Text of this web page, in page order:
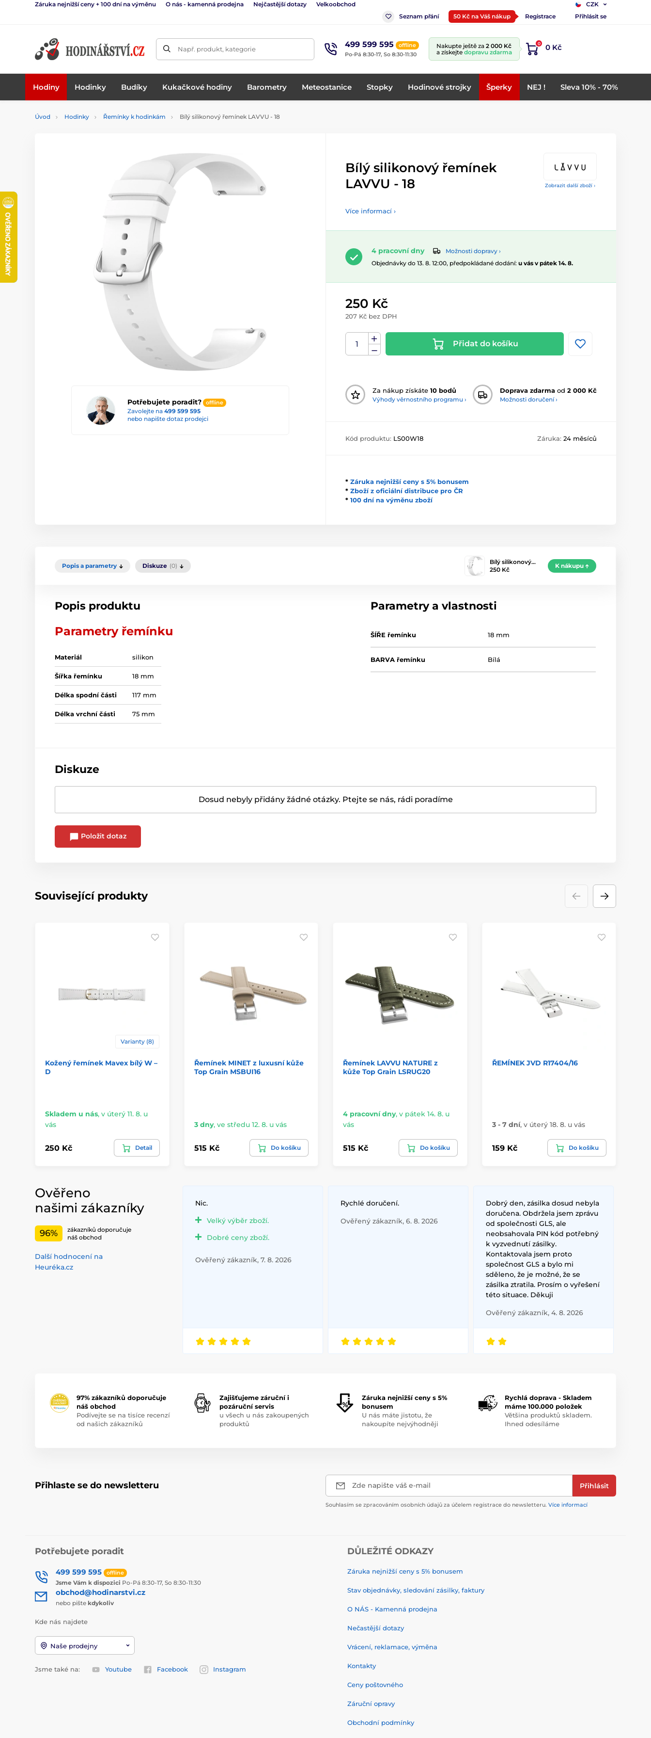
Záruka nejnižší ceny + 100 dní na výměnu O nás - kamenná prodejna Nejčastější dotazy Velkoobchod
CZK
Seznam přání
50 Kč na Váš nákup Registrace Přihlásit se
Např. produkt, kategorie 499 599 595
offline
Po-Pá 8:30-17, So 8:30-11:30
Nakupte ještě za 2 000 Kč
a získejte dopravu zdarma
0 0 Kč
Hodiny Hodinky Budíky Kukačkové hodiny Barometry Meteostanice Stopky Hodinové strojky Šperky NEJ ! Sleva 10% - 70%
Úvod Hodinky Řemínky k hodinkám Bílý silikonový řemínek LAVVU - 18
Zobrazit další zboží ›
Potřebujete poradit? offline
Zavolejte na 499 599 595
nebo napište dotaz prodejci
Bílý silikonový řemínek
LAVVU - 18
Více informací ›
4 pracovní dny
Možnosti dopravy ›
Objednávky do 13. 8. 12:00, předpokládané dodání: u vás v pátek 14. 8.
250 Kč
207 Kč bez DPH
Přidat do košíku
Za nákup získáte 10 bodů
Výhody věrnostního programu ›
Doprava zdarma od 2 000 Kč
Možnosti doručení ›
Kód produktu: LS00W18 Záruka: 24 měsíců
* Záruka nejnižší ceny s 5% bonusem
* Zboží z oficiální distribuce pro ČR
* 100 dní na výměnu zboží
Popis a parametry Diskuze (0)
Bílý silikonový…
250 Kč
K nákupu
Popis produktu
Parametry řemínku
Materiál silikon
Šířka řemínku 18 mm
Délka spodní části 117 mm
Délka vrchní části 75 mm
Parametry a vlastnosti
ŠÍŘE řemínku 18 mm
BARVA řemínku Bílá
Diskuze
Dosud nebyly přidány žádné otázky. Ptejte se nás, rádi poradíme
Položit dotaz
Související produkty
Varianty (8)
Kožený řemínek Mavex bílý W –
D
Skladem u nás, v úterý 11. 8. u
vás
250 Kč Detail
Řemínek MINET z luxusní kůže
Top Grain MSBUI16
3 dny, ve středu 12. 8. u vás
515 Kč Do košíku
Řemínek LAVVU NATURE z
kůže Top Grain LSRUG20
4 pracovní dny, v pátek 14. 8. u
vás
515 Kč Do košíku
ŘEMÍNEK JVD R17404/16
3 - 7 dní, v úterý 18. 8. u vás
159 Kč Do košíku
Ověřeno
našimi zákazníky
96%
zákazníků doporučuje
náš obchod
Další hodnocení na
Heuréka.cz
Nic.
Velký výběr zboží.
Dobré ceny zboží.
Ověřený zákazník, 7. 8. 2026
Rychlé doručení.
Ověřený zákazník, 6. 8. 2026
Dobrý den, zásilka dosud nebyla
doručena. Obdržela jsem zprávu
od společnosti GLS, ale
neobsahovala PIN kód potřebný
k vyzvednutí zásilky.
Kontaktovala jsem proto
společnost GLS a bylo mi
sděleno, že je možné, že se
zásilka ztratila. Prosím o vyřešení
této situace. Děkuji
Ověřený zákazník, 4. 8. 2026
97% zákazníků doporučuje
náš obchod
Podívejte se na tisíce recenzí
od našich zákazníků
Zajišťujeme záruční i
pozáruční servis
u všech u nás zakoupených
produktů
Záruka nejnižší ceny s 5%
bonusem
U nás máte jistotu, že
nakoupíte nejvýhodněji
Rychlá doprava - Skladem
máme 100.000 položek
Většina produktů skladem.
Ihned odesíláme
Přihlaste se do newsletteru Zde napište váš e-mail Přihlásit
Souhlasím se zpracováním osobních údajů za účelem registrace do newsletteru. Více informací
Potřebujete poradit
499 599 595 offline
Jsme Vám k dispozici Po-Pá 8:30-17, So 8:30-11:30
obchod@hodinarstvi.cz
nebo pište kdykoliv
Kde nás najdete
Naše prodejny
Jsme také na: Youtube Facebook Instagram
DŮLEŽITÉ ODKAZY
Záruka nejnižší ceny s 5% bonusem
Stav objednávky, sledování zásilky, faktury
O NÁS - Kamenná prodejna
Nečastější dotazy
Vrácení, reklamace, výměna
Kontakty
Ceny poštovného
Záruční opravy
Obchodní podmínky